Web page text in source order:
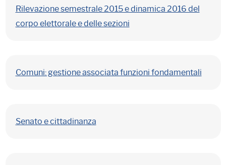
Rilevazione semestrale 2015 e dinamica 2016 del
corpo elettorale e delle sezioni
Comuni: gestione associata funzioni fondamentali
Senato e cittadinanza